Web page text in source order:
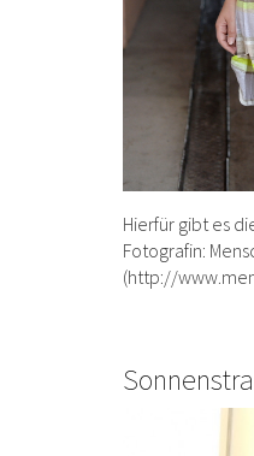
Hierfür gibt es
Fotografin:
(http://